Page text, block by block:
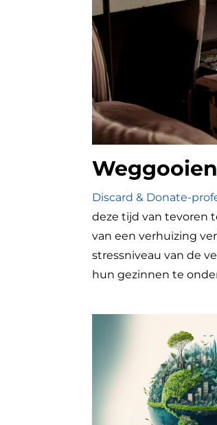
Discard & Donate-
deze tijd van tevoren
van een verhuizing
stressniveau van de
hun gezinnen te